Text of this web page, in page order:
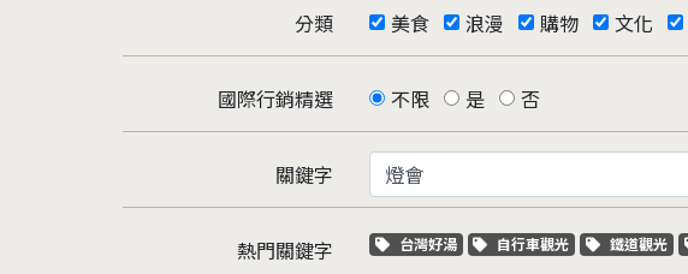
分類 美食 浪漫 購物 文化
國際行銷精選 不限 是 否
關鍵字
熱門關鍵字 關鍵字標籤
台灣好湯 關鍵字標籤
自行車觀光 關鍵字標籤
鐵道觀光